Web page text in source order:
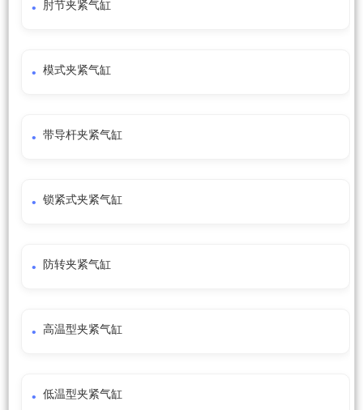
肘节夹紧气缸
模式夹紧气缸
带导杆夹紧气缸
锁紧式夹紧气缸
防转夹紧气缸
高温型夹紧气缸
低温型夹紧气缸